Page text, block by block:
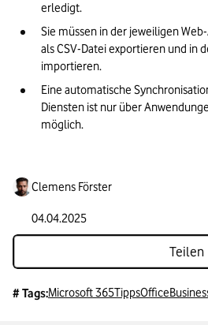
erledigt.
Sie müssen in der jeweiligen
als CSV-Datei exportieren und in
importieren.
Eine automatische
Diensten ist nur über
möglich.
Clemens Förster
04.04.2025
Teilen
# Tags:Microsoft 365TippsOffice